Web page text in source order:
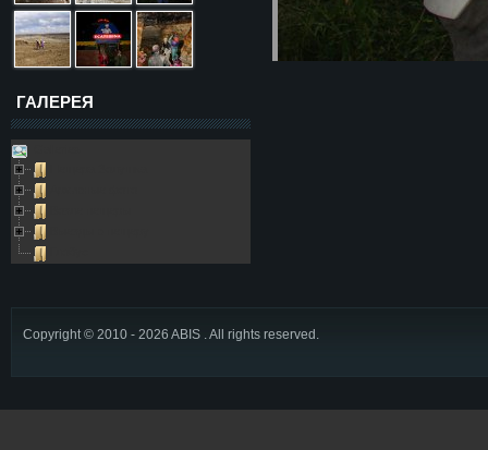
ГАЛЕРЕЯ
Copyright © 2010 - 2026 ABIS . All rights reserved.